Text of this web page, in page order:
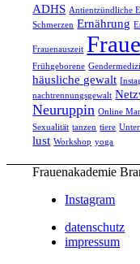
ADHS Antientzündliche
Schmerzen Ernährung
Frauenauszeit
Frühgeborene
häusliche gewalt
nachtrennungsgewalt
Neuruppin Online
Sexualität tanzen tiere
lust Workshop yoga
Frauenakademie
Instagram
datenschutz
impressum